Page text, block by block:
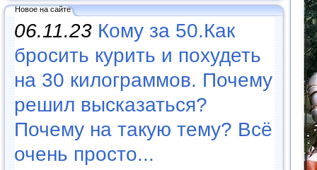
Новое на сайте
06.11.23 Кому за 50.Как
бросить курить и похудеть
на 30 килограммов. Почему
решил высказаться?
Почему на такую тему? Всё
очень просто...